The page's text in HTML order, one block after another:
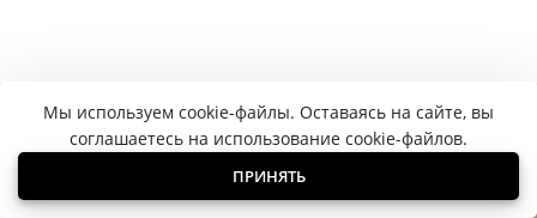
Мы используем cookie-файлы. Оставаясь на сайте, вы
соглашаетесь на использование cookie-файлов.
ПРИНЯТЬ